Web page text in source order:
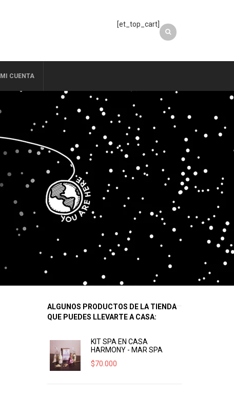
[et_top_cart]
MI CUENTA
ALGUNOS PRODUCTOS DE LA TIENDA
QUE PUEDES LLEVARTE A CASA:
KIT SPA EN CASA
HARMONY - MAR SPA
$70.000